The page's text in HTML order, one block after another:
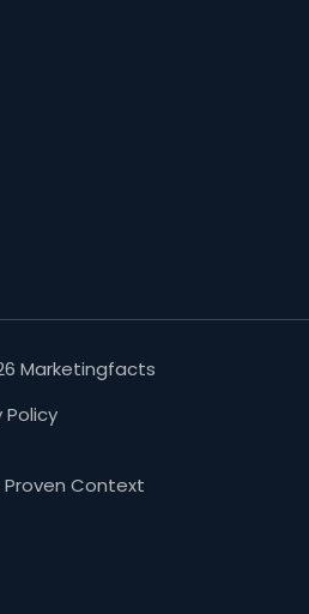
Marketingfacts
Policy
Context